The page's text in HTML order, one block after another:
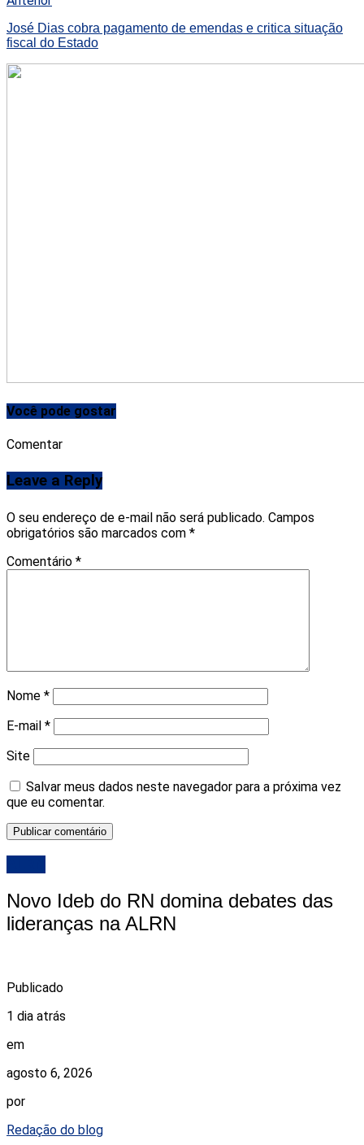
José Dias cobra pagamento de emendas e critica situação
fiscal do Estado
Você pode gostar
Comentar
Leave a Reply
O seu endereço de e-mail não será publicado. Campos
obrigatórios são marcados com *
Comentário *
Nome *
E-mail *
Site
Salvar meus dados neste navegador para a próxima vez
que eu comentar.
Novo Ideb do RN domina debates das
lideranças na ALRN
Publicado
1 dia atrás
em
agosto 6, 2026
por
Redação do blog